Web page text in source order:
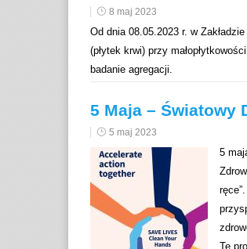
8 maj 2023
Od dnia 08.05.2023 r. w
(płytek krwi) przy
badanie agregacji.
5 Maja – Światowy
5 maj 2023
5
Te